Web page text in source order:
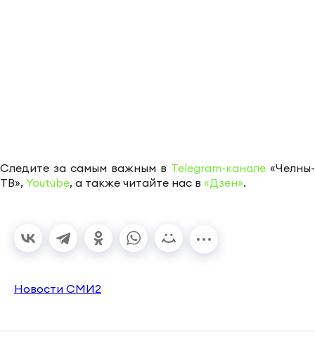
Следите за самым важным в Telegram-канале «Челны-
ТВ», Youtube, а также читайте нас в «Дзен».
Новости СМИ2